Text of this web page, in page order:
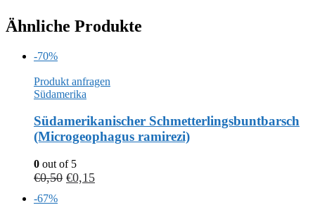
Ähnliche Produkte
-70%
Produkt anfragen
Südamerika
Südamerikanischer Schmetterlingsbuntbarsch
(Microgeophagus ramirezi)
0 out of 5
€0,50 €0,15
-67%